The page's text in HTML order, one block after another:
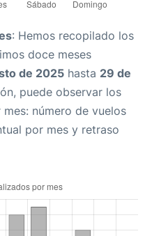
: Hemos recopilado los
doce meses
de 2025 hasta 29 de
puede observar los
número de vuelos
por mes y retraso